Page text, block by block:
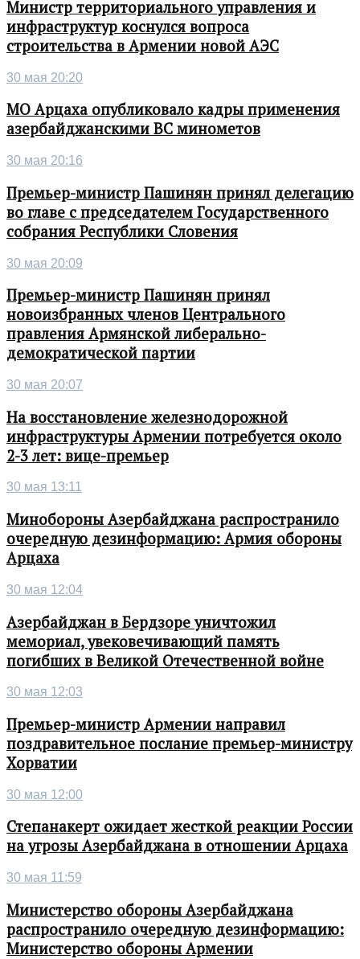
Министр территориального управления и
инфраструктур коснулся вопроса
строительства в Армении новой АЭС
30 мая 20:20
МО Арцаха опубликовало кадры применения
азербайджанскими ВС минометов
30 мая 20:16
Премьер-министр Пашинян принял делегацию
во главе с председателем Государственного
собрания Республики Словения
30 мая 20:09
Премьер-министр Пашинян принял
новоизбранных членов Центрального
правления Армянской либерально-
демократической партии
30 мая 20:07
На восстановление железнодорожной
инфраструктуры Армении потребуется около
2-3 лет: вице-премьер
30 мая 13:11
Минобороны Азербайджана распространило
очередную дезинформацию: Армия обороны
Арцаха
30 мая 12:04
Азербайджан в Бердзоре уничтожил
мемориал, увековечивающий память
погибших в Великой Отечественной войне
30 мая 12:03
Премьер-министр Армении направил
поздравительное послание премьер-министру
Хорватии
30 мая 12:00
Степанакерт ожидает жесткой реакции России
на угрозы Азербайджана в отношении Арцаха
30 мая 11:59
Министерство обороны Азербайджана
распространило очередную дезинформацию:
Министерство обороны Армении